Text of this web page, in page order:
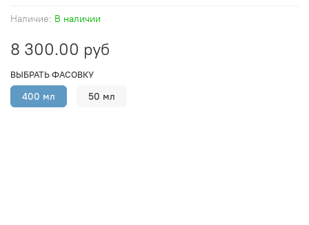
Наличие: В наличии
8 300.00 руб
ВЫБРАТЬ ФАСОВКУ
400 мл 50 мл